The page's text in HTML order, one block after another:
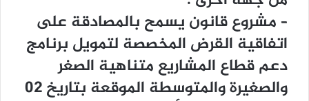
– ﻣﺸﺮﻭﻉ ﻗﺎﻧﻮﻥ ﻳﺴﻤﺢ ﺑﺎﻟﻤﺼﺎﺩﻗﺔ ﻋﻠﻰ
ﺍﺗﻔﺎﻗﻴﺔ ﺍﻟﻘﺮﺽ ﺍﻟﻤﺨﺼﺼﺔ ﻟﺘﻤﻮﻳﻞ ﺑﺮﻧﺎﻣﺞ
ﺩﻋﻢ ﻗﻄﺎﻉ ﺍﻟﻤﺸﺎﺭﻳﻊ ﻣﺘﻨﺎﻫﻴﺔ ﺍﻟﺼﻐﺮ
ﻭﺍﻟﺼﻐﻴﺮﺓ ﻭﺍﻟﻤﺘﻮﺳﻄﺔ ﺍﻟﻤﻮﻗﻌﺔ ﺑﺘﺎﺭﻳﺦ 02